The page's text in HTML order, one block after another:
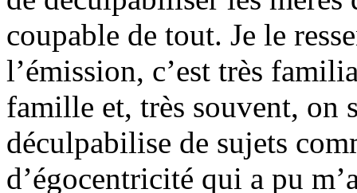
coupable de tout. Je le
l’émission, c’est très
famille et, très souvent, on
déculpabilise de sujets
d’égocentricité qui a pu